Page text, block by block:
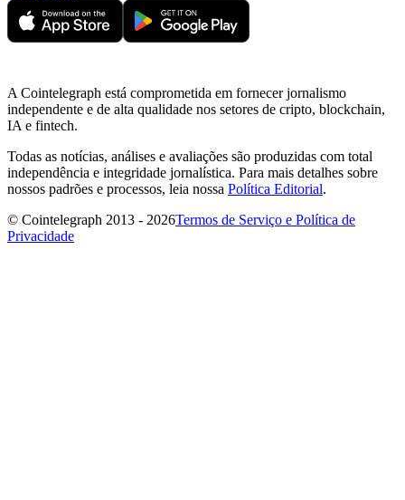
A Cointelegraph está comprometida em fornecer jornalismo
independente e de alta qualidade nos setores de cripto, blockchain,
IA e fintech.
Todas as notícias, análises e avaliações são produzidas com total
independência e integridade jornalística. Para mais detalhes sobre
nossos padrões e processos, leia nossa Política Editorial.
© Cointelegraph 2013 - 2026Termos de Serviço e Política de
Privacidade